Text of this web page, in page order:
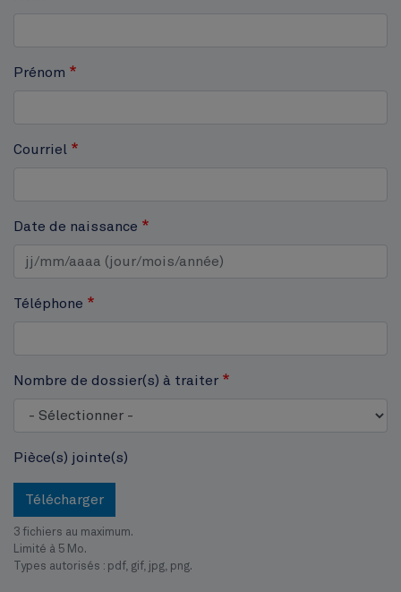
Prénom
Courriel
Date de naissance
Téléphone
Nombre de dossier(s) à traiter
Pièce(s) jointe(s)
Télécharger
3 fichiers au maximum.
Limité à 5 Mo.
Types autorisés : pdf, gif, jpg, png.